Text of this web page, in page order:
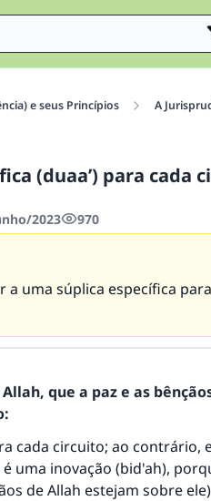
e seus Princípios A
(duaa’) para cada
2023 970
a uma súplica específica
Allah, que a paz e as
cada circuito; ao contrário,
é uma inovação (bid'ah),
de Allah estejam sobre